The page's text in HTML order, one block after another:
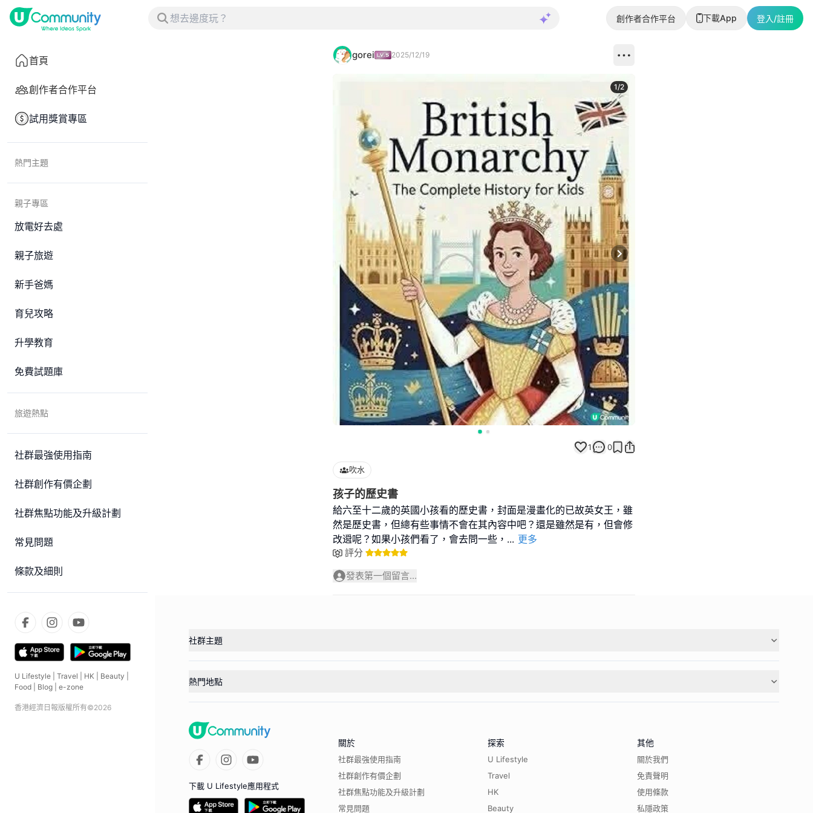
創作者合作平台 下載App 登入/註冊
首頁
創作者合作平台
試用獎賞專區
熱門主題
親子專區
放電好去處
親子旅遊
新手爸媽
育兒攻略
升學教育
免費試題庫
旅遊熱點
社群最強使用指南
社群創作有價企劃
社群焦點功能及升級計劃
常見問題
條款及細則
U Lifestyle Travel HK Beauty
Food
Blog e-zone
香港經濟日報版權所有©2026
gorei 2025/12/19
Next slide
1/2
1 0
吹水
孩子的歷史書
給六至十二歲的英國小孩看的歷史書，封面是漫畫化的已故英女王，雖
然是歷史書，但總有些事情不會在其內容中吧？還是雖然是有，但會修
改䢬呢？如果小孩們看了，會去問一些， ... 更多
評分
發表第一個留言...
社群主題
熱門地點
下載 U Lifestyle應用程式
關於
社群最強使用指南
社群創作有價企劃
社群焦點功能及升級計劃
常見問題
探索
U Lifestyle
Travel
HK
Beauty
其他
關於我們
免責聲明
使用條款
私隱政策